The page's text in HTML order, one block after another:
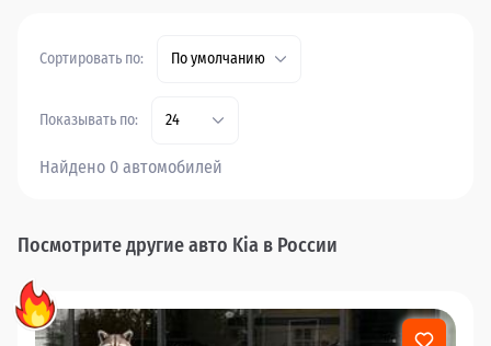
Сортировать по: По умолчанию
Показывать по: 24
Найдено 0 автомобилей
Посмотрите другие авто Kia в России